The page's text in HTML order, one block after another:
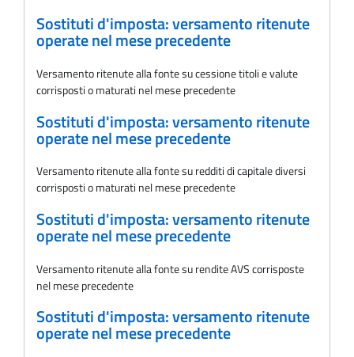
Sostituti d'imposta: versamento ritenute
operate nel mese precedente
Versamento ritenute alla fonte su cessione titoli e valute
corrisposti o maturati nel mese precedente
Sostituti d'imposta: versamento ritenute
operate nel mese precedente
Versamento ritenute alla fonte su redditi di capitale diversi
corrisposti o maturati nel mese precedente
Sostituti d'imposta: versamento ritenute
operate nel mese precedente
Versamento ritenute alla fonte su rendite AVS corrisposte
nel mese precedente
Sostituti d'imposta: versamento ritenute
operate nel mese precedente